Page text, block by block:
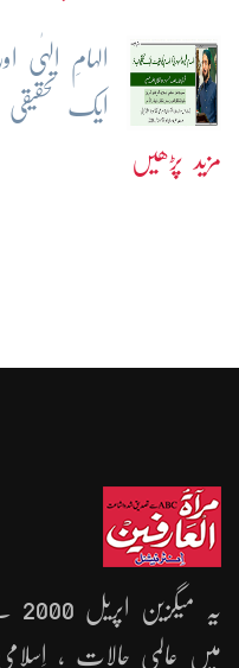
الہامِ الہٰی
ایک تحقیقی
مزید پڑھیں
میں عالمی حالات ،